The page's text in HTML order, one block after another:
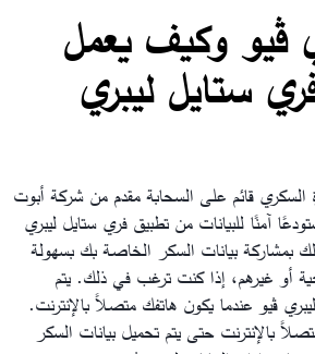
ڤيو وكيف يعمل
ستايل ليبري
السكري قائم على السحابة مقدم من شركة أبوت
آمنًا للبيانات من تطبيق فري ستايل ليبري
بمشاركة بيانات السكر الخاصة بك بسهولة
أو غيرهم، إذا كنت ترغب في ذلك. يتم
ليبري ڤيو عندما يكون هاتفك متصلاً بالإنترنت.
بالإنترنت حتى يتم تحميل بيانات السكر